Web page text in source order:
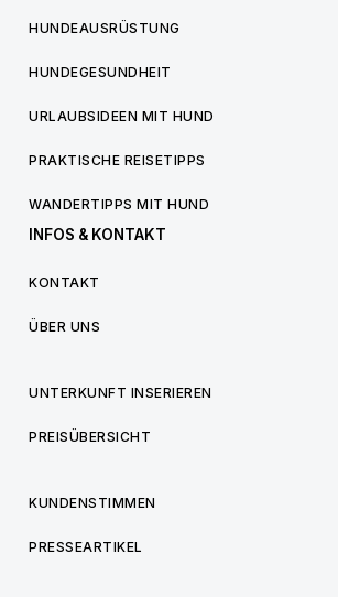
HUNDEAUSRÜSTUNG
HUNDEGESUNDHEIT
URLAUBSIDEEN MIT HUND
PRAKTISCHE REISETIPPS
WANDERTIPPS MIT HUND
INFOS & KONTAKT
KONTAKT
ÜBER UNS
UNTERKUNFT INSERIEREN
PREISÜBERSICHT
KUNDENSTIMMEN
PRESSEARTIKEL